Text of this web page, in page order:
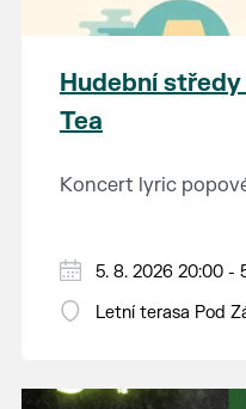
Hudební středy
Tea
Koncert lyric
5. 8. 2026 20:00 -
Letní terasa Pod